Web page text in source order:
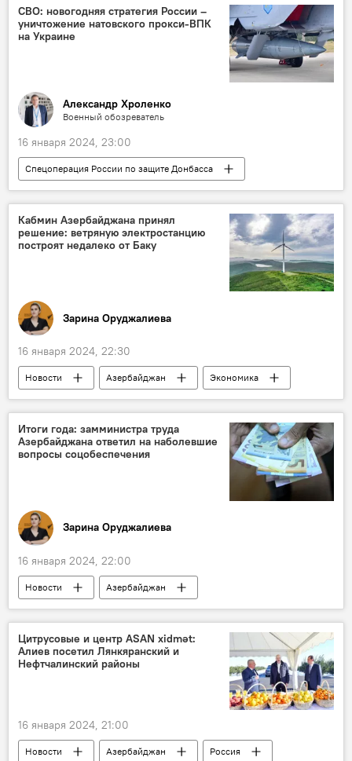
Рабочая партия Курдистана
Ирак
Сирия
терроризм
США
СВО: новогодняя стратегия России –
уничтожение натовского прокси-ВПК
на Украине
Александр Хроленко
Военный обозреватель
16 января 2024, 23:00
Спецоперация России по защите Донбасса
Россия
СВО
ВСУ
Вооружение
Украина
БПЛА
Запад НАТО
США
Кабмин Азербайджана принял
решение: ветряную электростанцию
построят недалеко от Баку
Зарина Оруджалиева
16 января 2024, 22:30
Новости Азербайджан
Экономика
Энергетика
Кабмин
Развитие солнечной и ветряной энергетики
Проект Зеленая Экономика
Хызы
Итоги года: замминистра труда
Азербайджана ответил на наболевшие
вопросы соцобеспечения
Зарина Оруджалиева
16 января 2024, 22:00
Новости
Азербайджан
Министерство труда и социальной защиты населения АР
Общество
пенсионный возраст
Индексация
Цитрусовые и центр ASAN xidmət:
Алиев посетил Лянкяранский и
Нефтчалинский районы
16 января 2024, 21:00
Новости Азербайджан
Россия